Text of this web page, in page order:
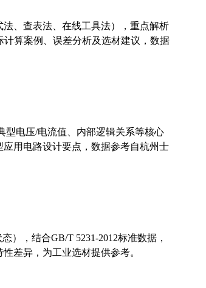
、查表法、在线工具法），重点解析
计算案例、误差分析及选材建议，数据
型电压/电流值、内部逻辑关系等核心
用电路设计要点，数据参考自杭州士
），结合GB/T 5231-2012标准数据，
差异，为工业选材提供参考。